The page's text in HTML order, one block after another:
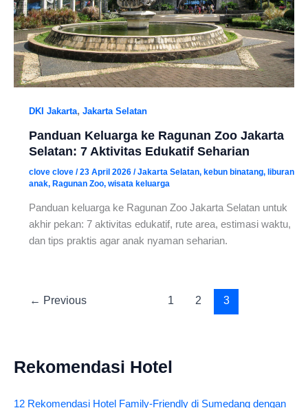
DKI Jakarta, Jakarta Selatan
Panduan Keluarga ke Ragunan Zoo Jakarta
Selatan: 7 Aktivitas Edukatif Seharian
clove clove /23 April 2026 /Jakarta Selatan, kebun binatang, liburan
anak, Ragunan Zoo, wisata keluarga
Panduan keluarga ke Ragunan Zoo Jakarta Selatan untuk
akhir pekan: 7 aktivitas edukatif, rute area, estimasi waktu,
dan tips praktis agar anak nyaman seharian.
← Previous 1 2 3
Rekomendasi Hotel
12 Rekomendasi Hotel Family-Friendly di Sumedang dengan